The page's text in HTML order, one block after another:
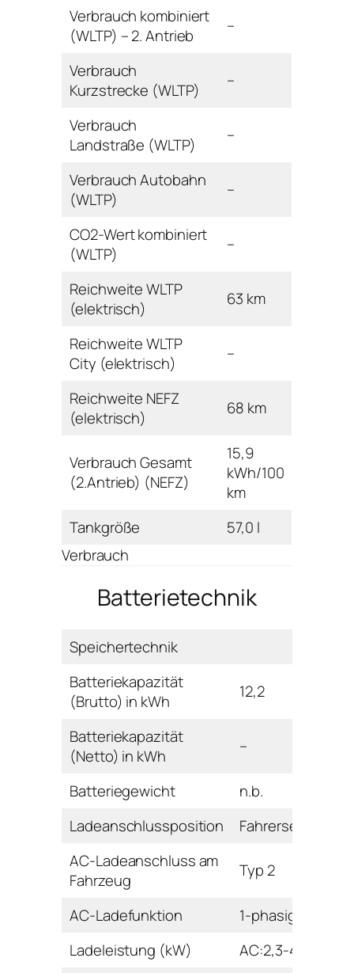
Verbrauch kombiniert
(WLTP) – 2. Antrieb
–
Verbrauch
Kurzstrecke (WLTP)
–
Verbrauch
Landstraße (WLTP)
–
Verbrauch Autobahn
(WLTP)
–
CO2-Wert kombiniert
(WLTP)
–
Reichweite WLTP
(elektrisch)
63 km
Reichweite WLTP
City (elektrisch)
–
Reichweite NEFZ
(elektrisch)
68 km
Verbrauch Gesamt
(2.Antrieb) (NEFZ)
15,9
kWh/100
km
Tankgröße
57,0 l
Verbrauch
Batterietechnik
Speichertechnik
Batteriekapazität
(Brutto) in kWh
12,2
Batteriekapazität
(Netto) in kWh
–
Batteriegewicht
n.b.
Ladeanschlussposition
Fahrerseite
AC-Ladeanschluss am
Fahrzeug
Typ 2
AC-Ladefunktion
1-phasig
Ladeleistung (kW)
AC:2,3-4,6